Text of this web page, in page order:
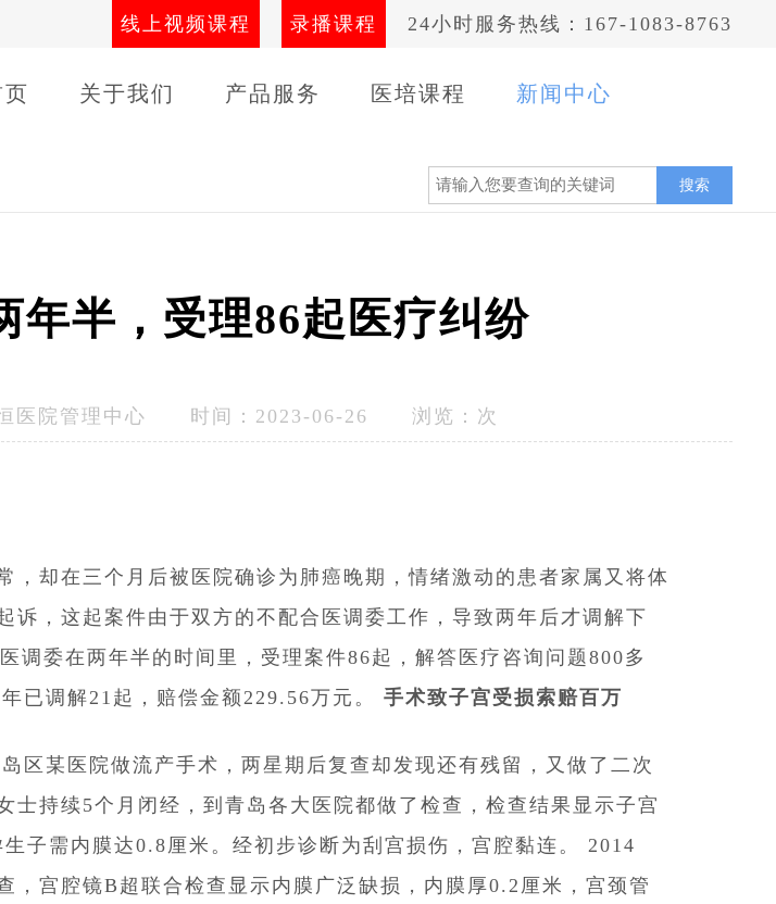
线上视频课程 录播课程 24小时服务热线：167-1083-8763
页 关于我们 产品服务 医培课程 新闻中心
搜索
年半，受理86起医疗纠纷
医院管理中心 时间：2023-06-26 浏览： 次
，却在三个月后被医院确诊为肺癌晚期，情绪激动的患者家属又将体
诉，这起案件由于双方的不配合医调委工作，导致两年后才调解下
调委在两年半的时间里，受理案件86起，解答医疗咨询问题800多
已调解21起，赔偿金额229.56万元。 手术致子宫受损索赔百万
区某医院做流产手术，两星期后复查却发现还有残留，又做了二次
士持续5个月闭经，到青岛各大医院都做了检查，检查结果显示子宫
子需内膜达0.8厘米。经初步诊断为刮宫损伤，宫腔黏连。 2014
，宫腔镜B超联合检查显示内膜广泛缺损，内膜厚0.2厘米，宫颈管